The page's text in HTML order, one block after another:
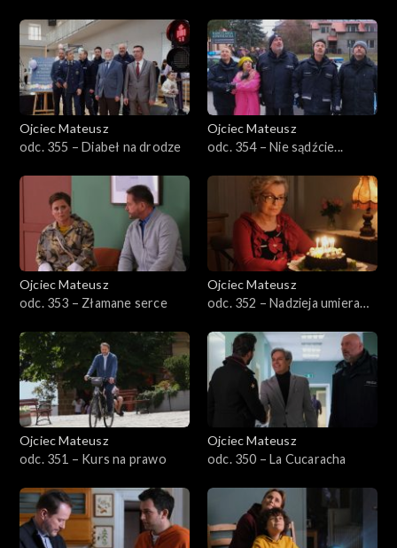
Sezon 34
Sezon 33
Sezon 32
Sezon 30
Sezon 29
Sezon 27
Sezon 26
Sezon 25
Sezon 24
Sezon 23
Ojciec Mateusz
odc. 355 – Diabeł na drodze
Ojciec Mateusz
odc. 354 – Nie sądźcie...
Ojciec Mateusz
odc. 353 – Złamane serce
Ojciec Mateusz
odc. 352 – Nadzieja umiera
Ojciec Mateusz
odc. 351 – Kurs na prawo
Ojciec Mateusz
odc. 350 – La Cucaracha